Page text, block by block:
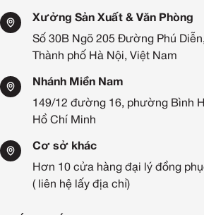
Xưởng Sản Xuất & Văn Phòng
Số 30B Ngõ 205 Đường Phú
Thành phố Hà Nội, Việt Nam
Nhánh Miền Nam
149/12 đường 16, phường Bình
Hồ Chí Minh
Cơ sở khác
Hơn 10 cửa hàng đại lý đồng
( liên hệ lấy địa chỉ)